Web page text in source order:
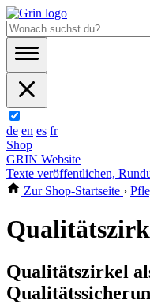
de en es fr
Shop
GRIN Website
Texte veröffentlichen,
Zur Shop-Startseite ›
Qualitätszirkel